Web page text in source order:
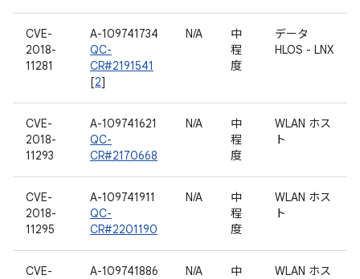
CVE-
2018-
11281
A-109741734
QC-
CR#2191541
[2]
N/A
中
程
度
データ
HLOS - LNX
CVE-
2018-
11293
A-109741621
QC-
CR#2170668
N/A
中
程
度
WLAN ホス
ト
CVE-
2018-
11295
A-109741911
QC-
CR#2201190
N/A
中
程
度
WLAN ホス
ト
CVE-
A-109741886
N/A
中
WLAN ホス